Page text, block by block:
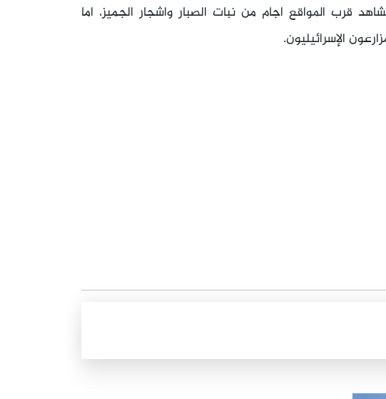
قرب المواقع اجام من نبات الصبار واشجار الجميز، اما
الإسرائيليون.